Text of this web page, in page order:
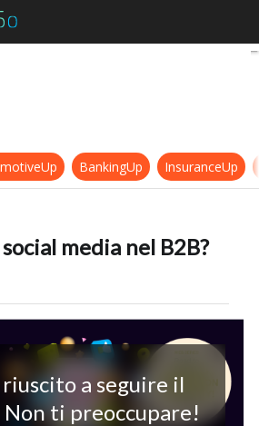
Creatività sui social media nel
BankingUp InsuranceUp
media nel B2B?
a seguire il
Non ti preoccupare!